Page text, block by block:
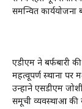
समन्वित कार्ययोजना
एडीएम ने बर्फबारी
महत्वूपर्ण स्थानों पर
उन्होंने एसडीएम
समूची व्यवस्थाओं की